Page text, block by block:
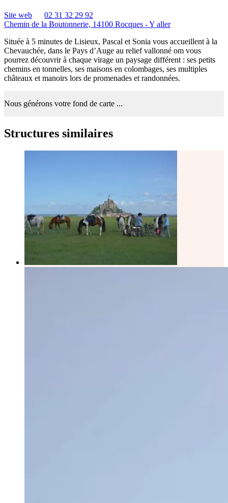
Site web
02 31 32 29 92
Chemin de la Boutonnerie, 14100 Rocques -Y aller
Située à 5 minutes de Lisieux, Pascal et Sonia vous accueillent à la
Chevauchée, dans le Pays d’Auge au relief vallonné om vous
pourrez découvrir à chaque virage un paysage différent : ses petits
chemins en tonnelles, ses maisons en colombages, ses multiples
châteaux et manoirs lors de promenades et randonnées.
Nous générons votre fond de carte ...
Structures similaires